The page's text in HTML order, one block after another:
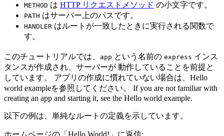
METHOD は HTTP リクエストメソッド の小文字です。
PATH はサーバー上のパスです。
HANDLER はルートが一致したときに実行される関数で
す。
このチュートリアルでは、 app という名前の express インス
タンスが作成され、サーバーが 動作していることを前提と
しています。 アプリの作成に慣れていない場合は、Hello
world exampleを参照してください。 If you are not familiar with
creating an app and starting it, see the Hello world example.
以下の例は、単純なルートの定義を示しています。
ホームページの「Hello World!」に返信: